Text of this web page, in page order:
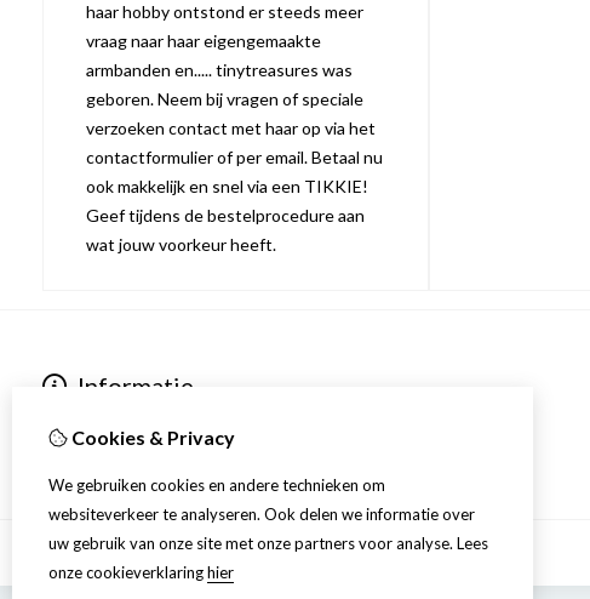
haar hobby ontstond er steeds meer
vraag naar haar eigengemaakte
armbanden en..... tinytreasures was
geboren. Neem bij vragen of speciale
verzoeken contact met haar op via het
contactformulier of per email. Betaal nu
ook makkelijk en snel via een TIKKIE!
Geef tijdens de bestelprocedure aan
wat jouw voorkeur heeft.
Informatie
Verzending
Cookies & Privacy
We gebruiken cookies en andere technieken om
websiteverkeer te analyseren. Ook delen we informatie over
uw gebruik van onze site met onze partners voor analyse. Lees
onze cookieverklaringhier